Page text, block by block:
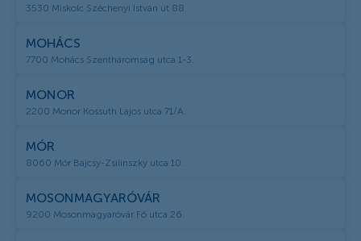
3530 Miskolc Széchenyi István út 88.
MOHÁCS
7700 Mohács Szentháromság utca 1-3.
MONOR
2200 Monor Kossuth Lajos utca 71/A.
MÓR
8060 Mór Bajcsy-Zsilinszky utca 10.
MOSONMAGYARÓVÁR
9200 Mosonmagyaróvár Fő utca 26.